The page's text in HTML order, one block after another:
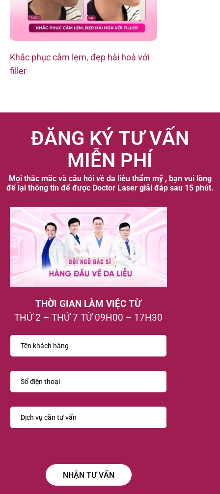
Khắc phục cằm lẹm, đẹp hài hoà với
filler
ĐĂNG KÝ TƯ VẤN
MIỄN PHÍ
Mọi thắc mắc và câu hỏi về da liễu thẩm mỹ , bạn vui lòng
để lại thông tin để được Doctor Laser giải đáp sau 15 phút.
THỜI GIAN LÀM VIỆC TỪ
THỨ 2 – THỨ 7 TỪ 09H00 – 17H30